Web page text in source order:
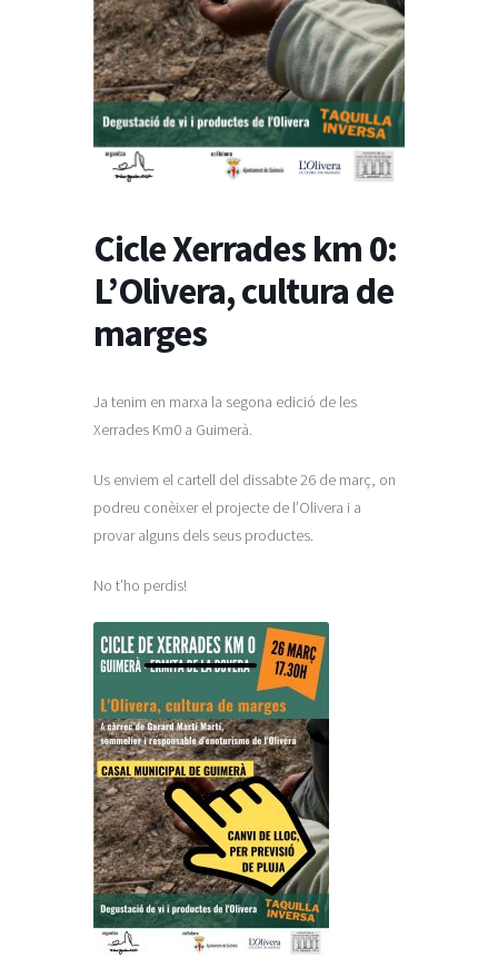
Taulell d’anucis
Cicle Xerrades km 0:
L’Olivera, cultura de
marges
Ja tenim en marxa la segona edició de les
Xerrades Km0 a Guimerà.
Us enviem el cartell del dissabte 26 de març, on
podreu conèixer el projecte de l’Olivera i a
provar alguns dels seus productes.
No t’ho perdis!